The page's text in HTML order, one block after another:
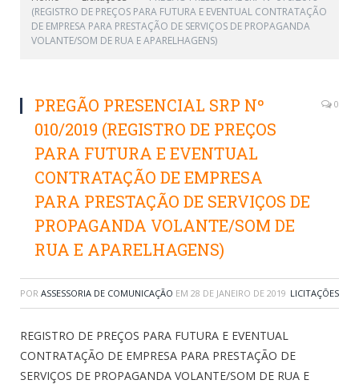
(REGISTRO DE PREÇOS PARA FUTURA E EVENTUAL CONTRATAÇÃO
DE EMPRESA PARA PRESTAÇÃO DE SERVIÇOS DE PROPAGANDA
VOLANTE/SOM DE RUA E APARELHAGENS)
PREGÃO PRESENCIAL SRP Nº
010/2019 (REGISTRO DE PREÇOS
PARA FUTURA E EVENTUAL
CONTRATAÇÃO DE EMPRESA
PARA PRESTAÇÃO DE SERVIÇOS DE
PROPAGANDA VOLANTE/SOM DE
RUA E APARELHAGENS)
0
POR ASSESSORIA DE COMUNICAÇÃO EM 28 DE JANEIRO DE 2019 LICITAÇÕES
REGISTRO DE PREÇOS PARA FUTURA E EVENTUAL
CONTRATAÇÃO DE EMPRESA PARA PRESTAÇÃO DE
SERVIÇOS DE PROPAGANDA VOLANTE/SOM DE RUA E